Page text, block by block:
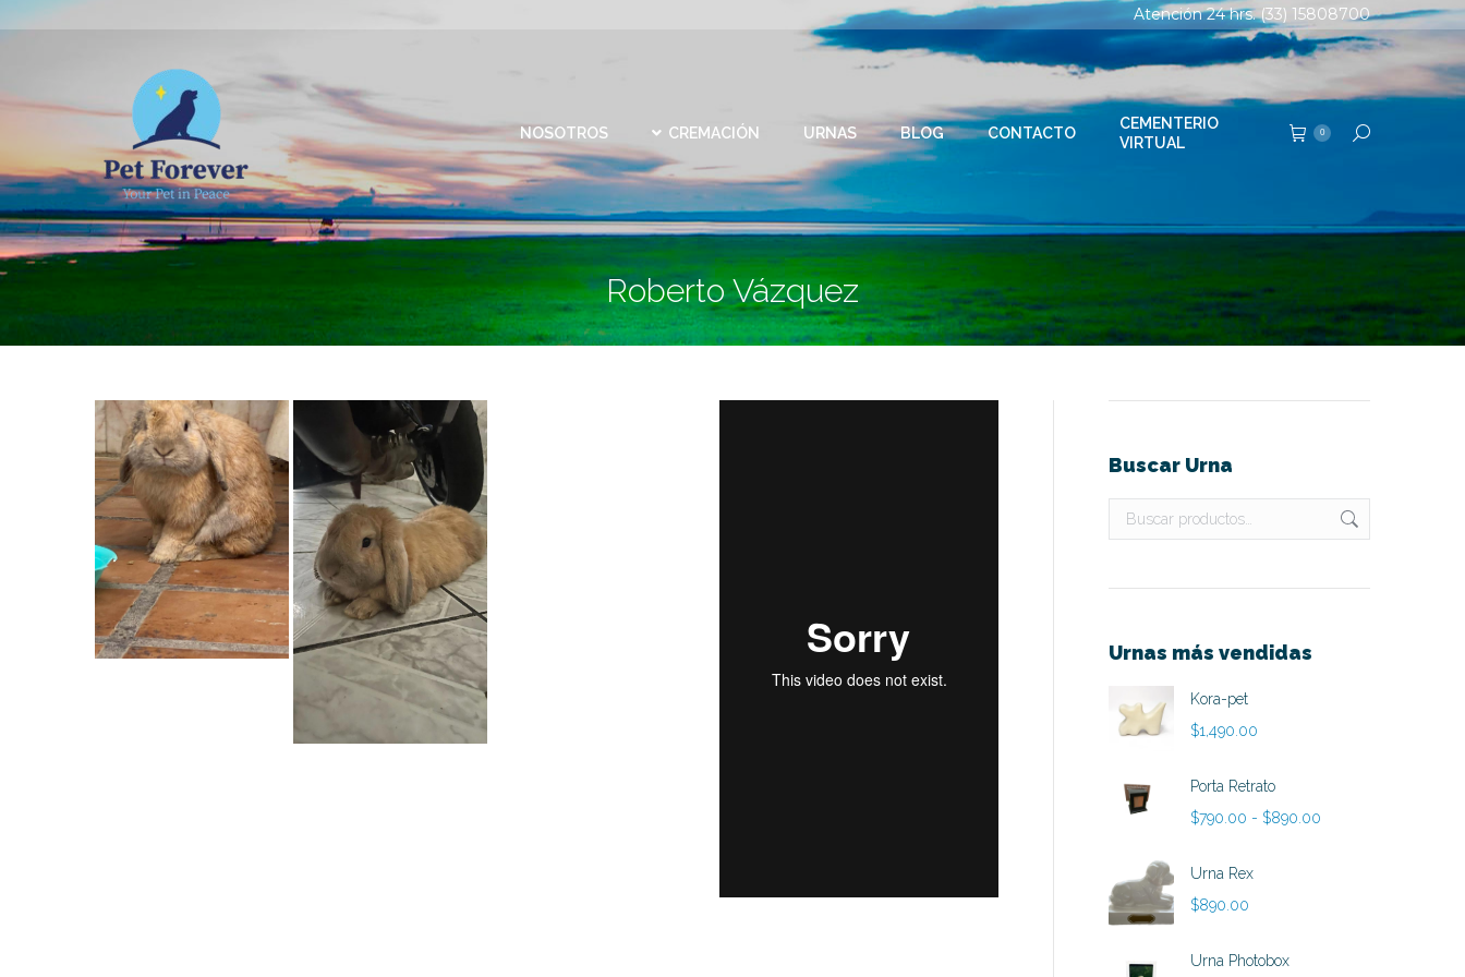
Atención 24 hrs. (33) 15808700
NOSOTROS CREMACIÓN URNAS BLOG CONTACTO
CEMENTERIO
VIRTUAL
0 Buscar:
Roberto Vázquez
Buscar Urna
Urnas más vendidas
Kora-pet
$1,490.00
Porta Retrato
$790.00 - $890.00
Urna Rex
$890.00
Urna Photobox
CONTACTO
CEMENTERIO
VIRTUAL
0 Buscar: